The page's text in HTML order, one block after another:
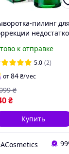
пилинг для
лица Vichy
Probio-BHA
к отправке
5.0 (2)
от84₴/мес
₴
₴
Купить